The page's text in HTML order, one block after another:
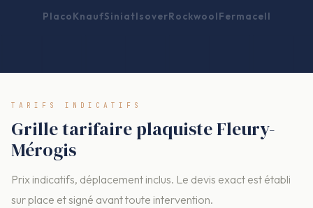
PlacoKnaufSiniatIsoverRockwoolFermacell
TARIFS INDICATIFS
Grille tarifaire plaquiste Fleury-
Mérogis
Prix indicatifs, déplacement inclus. Le devis exact est établi
sur place et signé avant toute intervention.